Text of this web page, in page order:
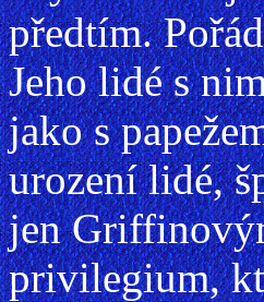
předtím.
Jeho lidé s
jako s
urození lidé,
jen
privilegium,